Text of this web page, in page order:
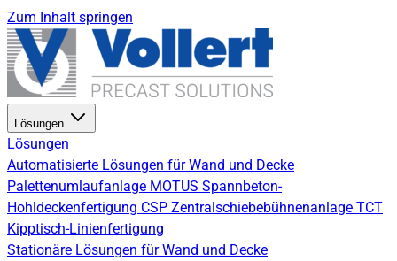
Zum Inhalt springen
Lösungen
Lösungen
Automatisierte Lösungen für Wand und Decke
Palettenumlaufanlage MOTUS Spannbeton-
Hohldeckenfertigung CSP Zentralschiebebühnenanlage TCT
Kipptisch-Linienfertigung
Stationäre Lösungen für Wand und Decke